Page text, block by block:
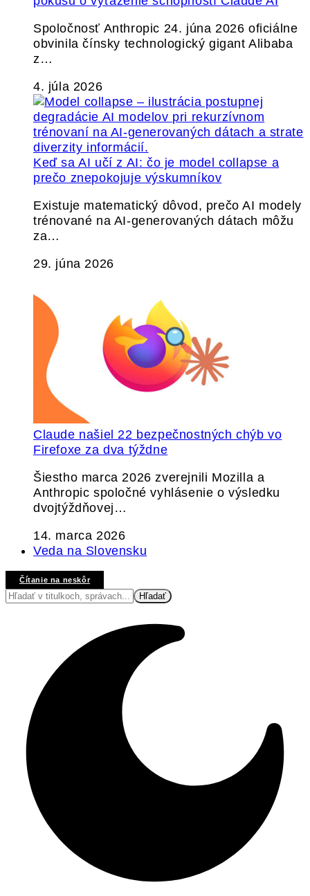
Spoločnosť Anthropic 24. júna 2026 oficiálne
obvinila čínsky technologický gigant Alibaba
z…
4. júla 2026
Keď sa AI učí z AI: čo je model collapse a
prečo znepokojuje výskumníkov
Existuje matematický dôvod, prečo AI modely
trénované na AI-generovaných dátach môžu
za…
29. júna 2026
Claude našiel 22 bezpečnostných chýb vo
Firefoxe za dva týždne
Šiestho marca 2026 zverejnili Mozilla a
Anthropic spoločné vyhlásenie o výsledku
dvojtýždňovej…
14. marca 2026
Veda na Slovensku
Čítanie na neskôr